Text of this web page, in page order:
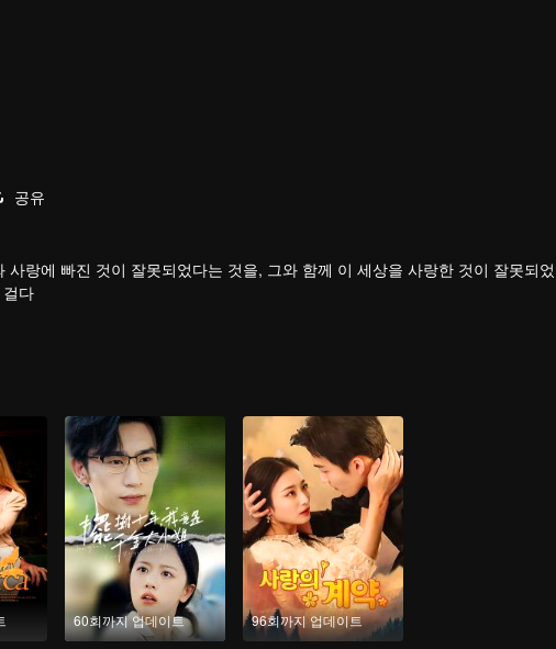
공유
랑에 빠진 것이 잘못되었다는 것을, 그와 함께 이 세상을 사랑한 것이 잘못되었
다
60회까지 업데이트 96회까지 업데이트